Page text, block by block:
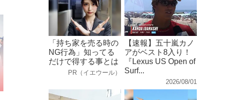
「持ち家を売る時の
NG行為」知ってる
だけで得する事とは
PR（イエウール）
【速報】五十嵐カノ
アがベスト8入り！
『Lexus US Open of
Surf...
2026/08/01